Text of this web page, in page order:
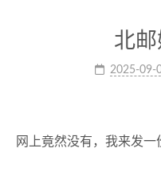
北
2025-09-
网上竟然没有，我来发一